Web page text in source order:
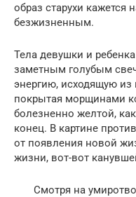
образ старухи кажется
безжизненным.
Тела девушки и
заметным голубым
энергию, исходящую из
покрытая морщинами
болезненно желтой,
конец. В картине
от появления новой
жизни, вот-вот
Смотря на